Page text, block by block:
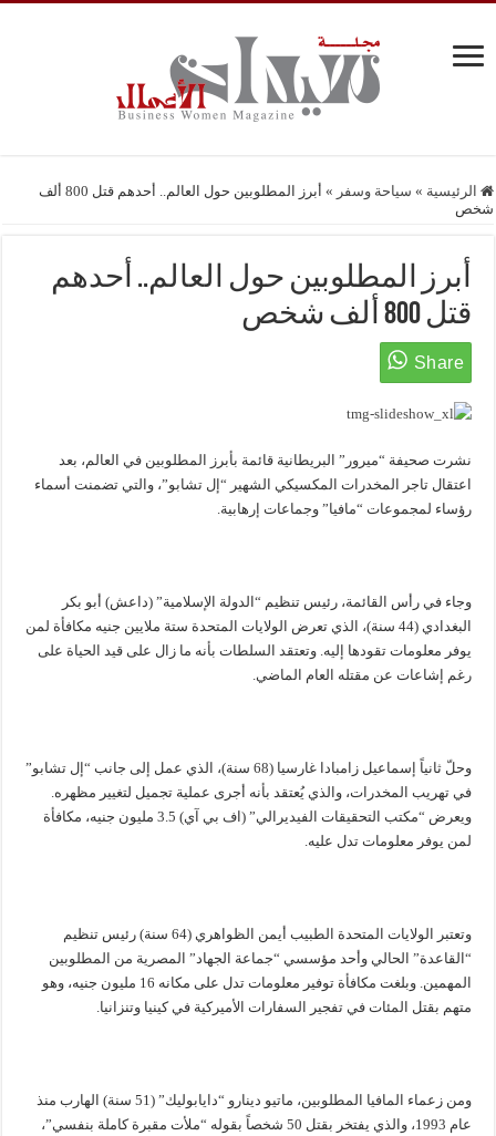
الرئيسية » سياحة وسفر »
أبرز المطلوبين حول العالم.. أحدهم قتل 800 ألف
شخص
أبرز المطلوبين حول العالم.. أحدهم
قتل 800 ألف شخص
نشرت صحيفة “ميرور” البريطانية قائمة بأبرز المطلوبين في العالم، بعد
اعتقال تاجر المخدرات المكسيكي الشهير “إل تشابو”، والتي تضمنت أسماء
رؤساء لمجموعات “مافيا” وجماعات إرهابية.
وجاء في رأس القائمة، رئيس تنظيم “الدولة الإسلامية” (داعش) أبو بكر
البغدادي (44 سنة)، الذي تعرض الولايات المتحدة ستة ملايين جنيه مكافأة لمن
يوفر معلومات تقودها إليه. وتعتقد السلطات بأنه ما زال على قيد الحياة على
رغم إشاعات عن مقتله العام الماضي.
وحلّ ثانياً إسماعيل زامبادا غارسيا (68 سنة)، الذي عمل إلى جانب “إل تشابو”
في تهريب المخدرات، والذي يُعتقد بأنه أجرى عملية تجميل لتغيير مظهره.
ويعرض “مكتب التحقيقات الفيديرالي” (اف بي آي) 3.5 مليون جنيه، مكافأة
لمن يوفر معلومات تدل عليه.
وتعتبر الولايات المتحدة الطبيب أيمن الظواهري (64 سنة) رئيس تنظيم
“القاعدة” الحالي وأحد مؤسسي “جماعة الجهاد” المصرية من المطلوبين
المهمين. وبلغت مكافأة توفير معلومات تدل على مكانه 16 مليون جنيه، وهو
متهم بقتل المئات في تفجير السفارات الأميركية في كينيا وتنزانيا.
ومن زعماء المافيا المطلوبين، ماتيو دينارو “دايابوليك” (51 سنة) الهارب منذ
عام 1993، والذي يفتخر بقتل 50 شخصاً بقوله “ملأت مقبرة كاملة بنفسي”،